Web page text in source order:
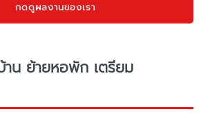
กดดูผลงานของเรา
าน ย้ายหอพัก เตรียม